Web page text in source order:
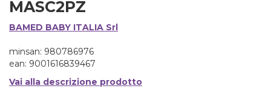
MASC2PZ
BAMED BABY ITALIA Srl
minsan: 980786976
ean: 9001616839467
Vai alla descrizione prodotto